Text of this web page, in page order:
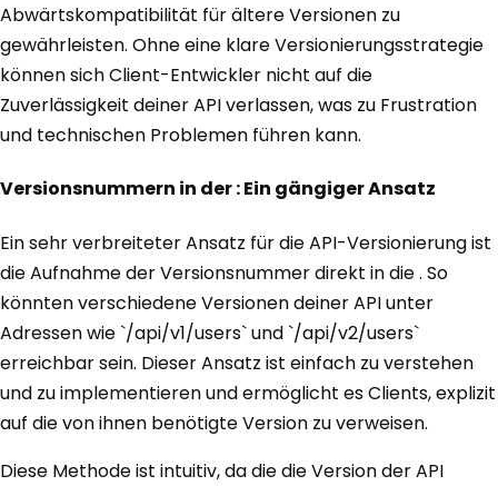
Abwärtskompatibilität für ältere Versionen zu
gewährleisten. Ohne eine klare Versionierungsstrategie
können sich Client-Entwickler nicht auf die
Zuverlässigkeit deiner API verlassen, was zu Frustration
und technischen Problemen führen kann.
Versionsnummern in der : Ein gängiger Ansatz
Ein sehr verbreiteter Ansatz für die API-Versionierung ist
die Aufnahme der Versionsnummer direkt in die . So
könnten verschiedene Versionen deiner API unter
Adressen wie `/api/v1/users` und `/api/v2/users`
erreichbar sein. Dieser Ansatz ist einfach zu verstehen
und zu implementieren und ermöglicht es Clients, explizit
auf die von ihnen benötigte Version zu verweisen.
Diese Methode ist intuitiv, da die die Version der API